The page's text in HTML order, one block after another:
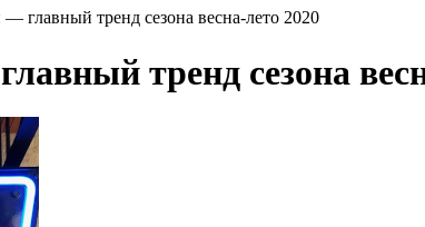
главный тренд сезона весна-лето 2020
тренд сезона